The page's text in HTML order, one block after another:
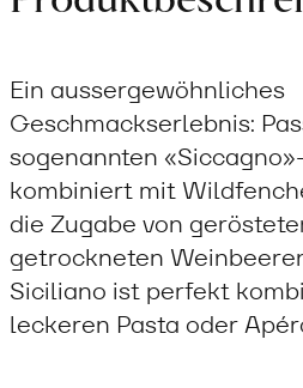
Ein aussergewöhnliches
Geschmackserlebnis:
sogenannten
kombiniert mit
die Zugabe von
getrockneten
Siciliano ist perfekt
leckeren Pasta oder